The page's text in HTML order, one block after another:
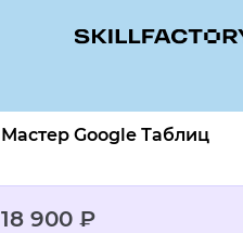
Мастер Google Таблиц
18 900 ₽